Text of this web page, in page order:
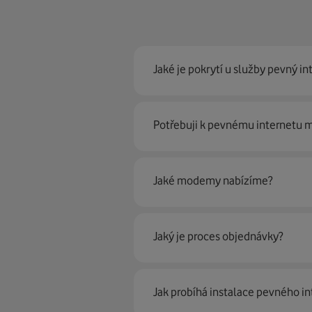
Jaké je pokrytí u služby pevný
Pevný internet můžeme
Potřebuji k pevnému internetu
Ano, potřebujete. Rádi vám ho
poradí naši proškolení prodejci
Jaké modemy nabízíme?
Jaký je proces objednávky?
Krok jedna je určitě ověření
Jak probíhá instalace pevného